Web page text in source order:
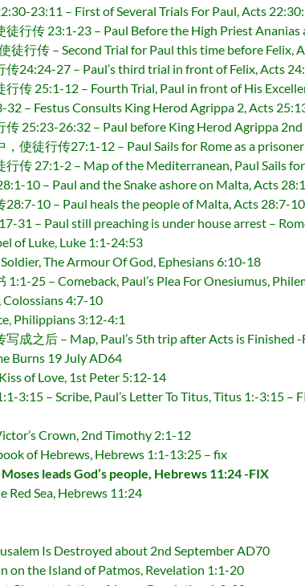
23:11 – First of Several Trials For Paul, Acts
行传 23:1-23 – Paul Before the High Priest Ananias
行传 – Second Trial for Paul this time before Felix,
24:24-27 – Paul’s third trial in front of Felix, Acts
传 25:1-12 – Fourth Trial, Paul in front of His
– Festus Consults King Herod Agrippa 2, Acts
25:23-26:32 – Paul before King Herod Agrippa
使徒行传27:1-12 – Paul Sails for Rome as a
传 27:1-2 – Map of the Mediterranean, Paul Sails
10 – Paul and the Snake ashore on Malta, Acts
10 – Paul heals the people of Malta, Acts 28:7-10
31 – Paul still preaching is under house arrest –
of Luke, Luke 1:1-24:53
The Armour Of God, Ephesians 6:10-18
25 – Comeback, Paul’s Plea For Onesiumus,
4:7-10
Philippians 3:12-4:1
成之后 – Map, Paul’s 5th trip after Acts is Finished -
Burns 19 July AD64
of Love, 1st Peter 5:12-14
3:15 – Scribe, Paul’s Letter To Titus, Titus 1:-3:15 –
Crown, 2nd Timothy 2:1-12
of Hebrews, Hebrews 1:1-13:25 – fix
leads God’s people, Hebrews 11:24 -FIX
Sea, Hebrews 11:24
Is Destroyed about 2nd September AD70
on the Island of Patmos, Revelation 1:1-20